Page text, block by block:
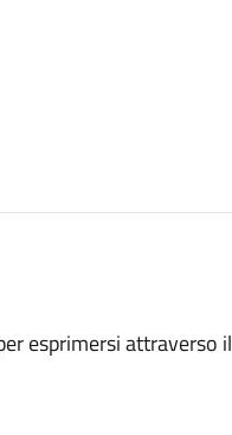
esprimersi attraverso il